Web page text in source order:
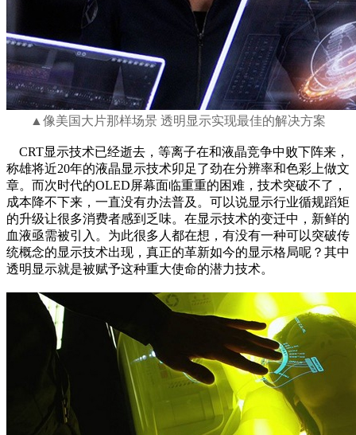
▲像美国大片那样场景 透明显示实现最佳的解决方案
CRT显示技术已经逝去，等离子在和液晶竞争中败下阵来，
称雄将近20年的液晶显示技术卯足了劲在分辨率和色彩上做文
章。而次时代的OLED屏幕面临重重的困难，技术突破不了，
成本降不下来，一直没有办法普及。可以说显示行业循规蹈矩
的升级让很多消费者感到乏味。在显示技术的变迁中，新鲜的
血液亟需被引入。为此很多人都在想，有没有一种可以突破传
统概念的显示技术出现，真正的革新如今的显示格局呢？其中
透明显示就是被赋予这种重大使命的潜力技术。